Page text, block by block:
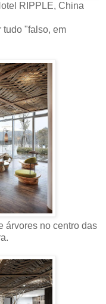
RIPPLE, China
tudo "falso, em
árvores no centro das